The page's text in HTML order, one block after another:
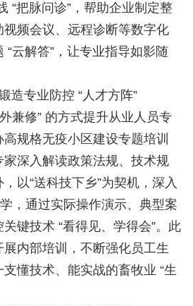
“把脉问诊”，帮助企业制定整
频会议、远程诊断等数字化
“云解答”，让专业指导如影随
专业防控 “人才方阵”
修” 的方式提升从业人员专
规格无疫小区建设专题培训
深入解读政策法规、技术规
以“送科技下乡”为契机，深入
，通过实际操作演示、典型案
键技术 “看得见、学得会”。此
内部培训，不断强化员工生
懂技术、能实战的畜牧业 “生